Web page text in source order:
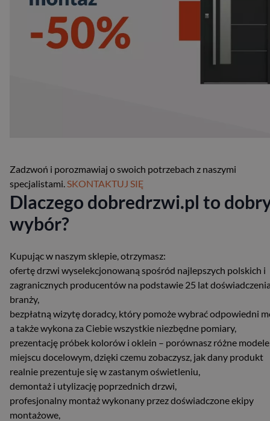
Zadzwoń i porozmawiaj o swoich potrzebach z naszymi
specjalistami. SKONTAKTUJ SIĘ
Dlaczego dobredrzwi.pl to
wybór?
Kupując w naszym sklepie, otrzymasz:
ofertę drzwi wyselekcjonowaną spośród najlepszych polskich i
zagranicznych producentów na podstawie 25 lat
branży,
bezpłatną wizytę doradcy, który pomoże wybrać odpowiedni
a także wykona za Ciebie wszystkie niezbędne pomiary,
prezentację próbek kolorów i oklein – porównasz różne
miejscu docelowym, dzięki czemu zobaczysz, jak dany produkt
realnie prezentuje się w zastanym oświetleniu,
demontaż i utylizację poprzednich drzwi,
profesjonalny montaż wykonany przez doświadczone ekipy
montażowe,